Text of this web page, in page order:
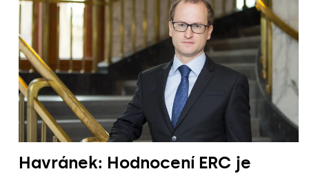
Havránek: Hodnocení ERC je